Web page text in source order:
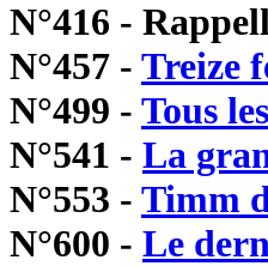
N°416 -
N°457 - Treize
N°499 - Tous
N°541 - La
N°553 - Timm
N°600 - Le